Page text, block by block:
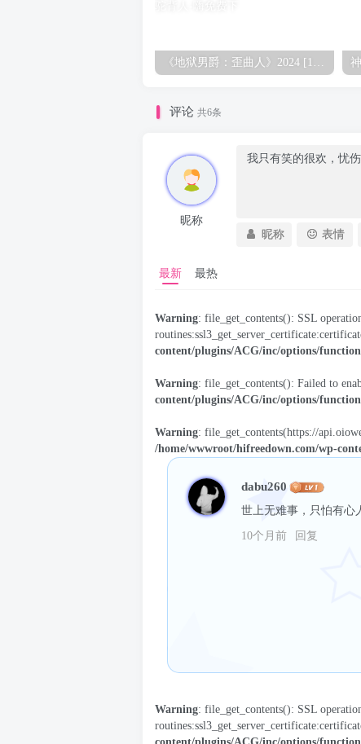
评论 共6条
昵称
昵称 表情
最新 最热
Warning: file_get_contents(): SSL
content/plugins/ACG/inc/options/
Warning: file_get_contents(): Failed to
content/plugins/ACG/inc/options/
Warning: file_get_contents(https://
/home/wwwroot/hifreedown.com/wp-
dabu260
世上无难事，只怕有心
10个月前 回复
Warning: file_get_contents(): SSL